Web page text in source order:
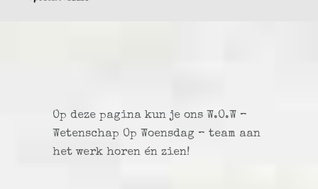
Op deze pagina kun je ons W.O.W –
Wetenschap Op Woensdag – team aan
het werk horen én zien!